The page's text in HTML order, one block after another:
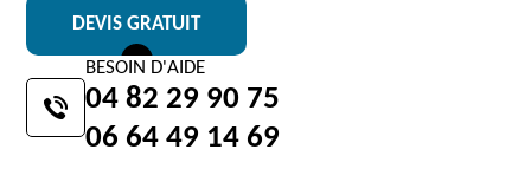
DEVIS GRATUIT
BESOIN D'AIDE
04 82 29 90 75
06 64 49 14 69